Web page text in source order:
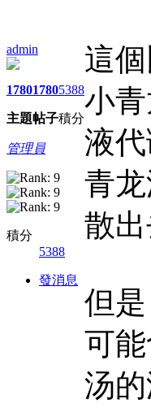
admin
1780
主題
1780
帖子
5388
積分
管理員
積分
5388
發消息
這
小
液
青
散出
但
可
汤